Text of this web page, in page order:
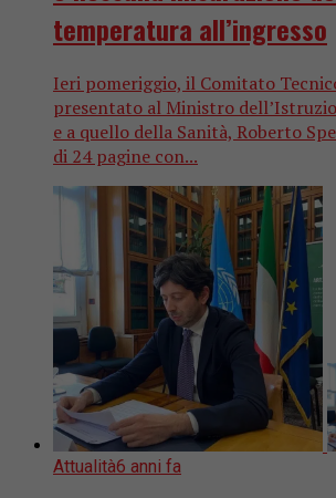
temperatura all’ingresso
Ieri pomeriggio, il Comitato
presentato al Ministro
e a quello della Sanità, Roberto
di 24 pagine con...
Attualità6 anni fa